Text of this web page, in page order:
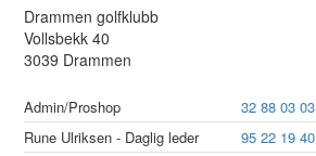
Drammen golfklubb
Vollsbekk 40
3039 Drammen
Admin/Proshop
32 88 03 03
Rune Ulriksen - Daglig leder
95 22 19 40